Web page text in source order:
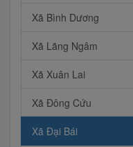
Xã Bình Dương
Xã Lãng Ngâm
Xã Xuân Lai
Xã Đông Cứu
Xã Đại Bái